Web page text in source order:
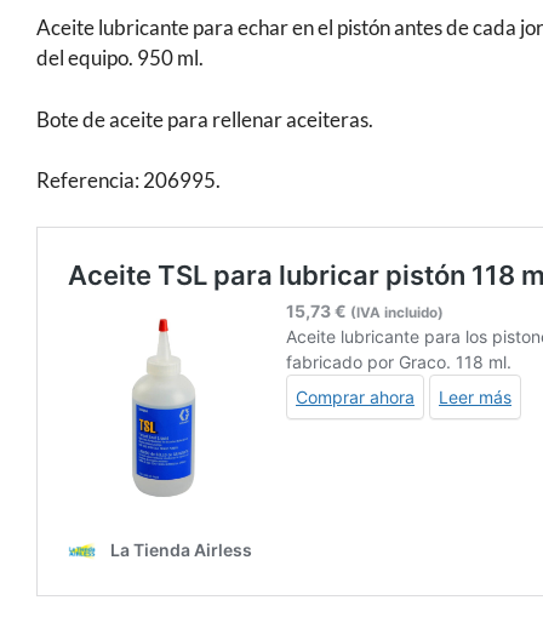
Aceite lubricante para echar en el pistón antes de cada
del equipo. 950 ml.
Bote de aceite para rellenar aceiteras.
Referencia: 206995.